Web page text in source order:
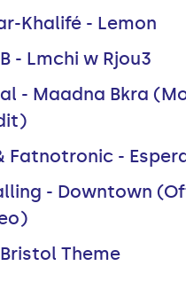
Khalifé - Lemon
- Lmchi w Rjou3
- Maadna Bkra
Fatnotronic -
- Downtown
Theme